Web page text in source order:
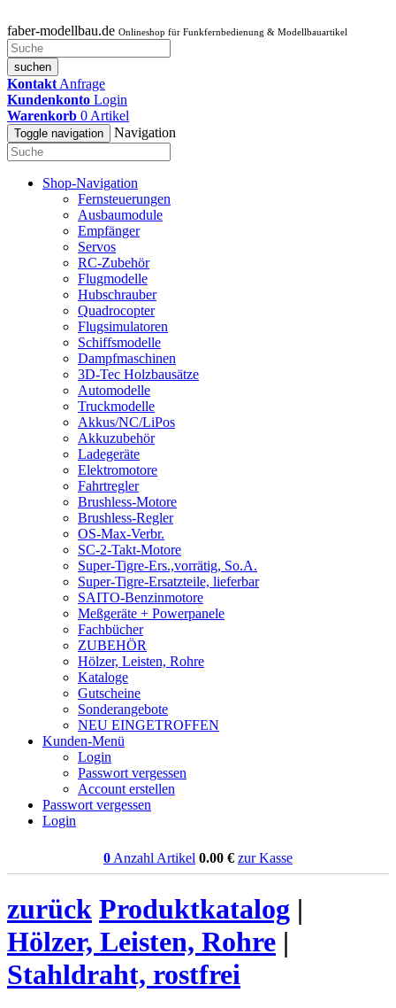
faber-modellbau.de Onlineshop für Funkfernbedienung & Modellbauartikel
suchen
Kontakt Anfrage
Kundenkonto Login
Warenkorb 0 Artikel
Toggle navigation Navigation
Shop-Navigation
Fernsteuerungen
Ausbaumodule
Empfänger
Servos
RC-Zubehör
Flugmodelle
Hubschrauber
Quadrocopter
Flugsimulatoren
Schiffsmodelle
Dampfmaschinen
3D-Tec Holzbausätze
Automodelle
Truckmodelle
Akkus/NC/LiPos
Akkuzubehör
Ladegeräte
Elektromotore
Fahrtregler
Brushless-Motore
Brushless-Regler
OS-Max-Verbr.
SC-2-Takt-Motore
Super-Tigre-Ers.,vorrätig, So.A.
Super-Tigre-Ersatzteile, lieferbar
SAITO-Benzinmotore
Meßgeräte + Powerpanele
Fachbücher
ZUBEHÖR
Hölzer, Leisten, Rohre
Kataloge
Gutscheine
Sonderangebote
NEU EINGETROFFEN
Kunden-Menü
Login
Passwort vergessen
Account erstellen
Passwort vergessen
Login
0 Anzahl Artikel 0.00 € zur Kasse
zurück Produktkatalog |
Hölzer, Leisten, Rohre |
Stahldraht, rostfrei